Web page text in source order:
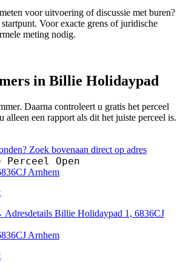
voor uitvoering of discussie met buren?
Voor exacte grens of juridische
meting nodig.
in Billie Holidaypad
Daarna controleert u gratis het perceel
alleen een rapport als dit het juiste perceel is.
Zoek bovenaan direct op adres
Perceel Open
Arnhem
Adresdetails Billie Holidaypad 1, 6836CJ
Arnhem